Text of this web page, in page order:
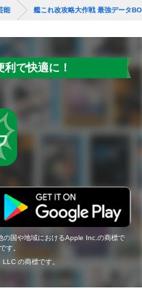
能 艦これ改攻略大作戦 最強データ
で快適に！
国や地域におけるApple Inc.の商標で
す。
の商標です。